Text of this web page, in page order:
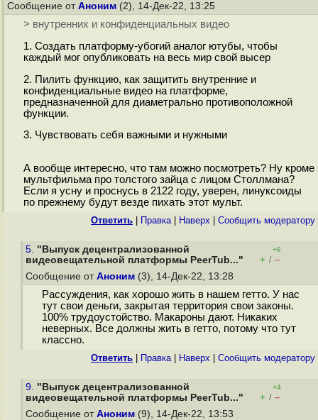
Сообщение от Аноним (2), 14-Дек-22, 13:25
> внутренних и конфиденциальных видео
1. Создать платформу-убогий аналог ютубы, чтобы
каждый мог опубликовать на весь мир свой высер
2. Пилить функцию, как защитить внутренние и
конфиденциальные видео на платформе,
предназначенной для диаметрально противоположной
функции.
3. Чувствовать себя важными и нужными
А вообще интересно, что там можно посмотреть? Ну кроме
мультфильма про толстого зайца с лицом Столлмана?
Если я усну и проснусь в 2122 году, уверен, линуксоиды
по прежнему будут везде пихать этот мульт.
Ответить Правка| Наверх Cообщить модератору
5. "Выпуск децентрализованной
видеовещательной платформы PeerTub..."
+6
+ / –
Сообщение от Аноним (3), 14-Дек-22, 13:28
Рассуждения, как хорошо жить в нашем гетто. У нас
тут свои деньги, закрытая территория свои законы.
100% трудоустойство. Макароны дают. Никаких
неверных. Все должны жить в гетто, потому что тут
классно.
Ответить Правка| Наверх Cообщить модератору
9. "Выпуск децентрализованной
видеовещательной платформы PeerTub..."
+4
+ / –
Сообщение от Аноним (9), 14-Дек-22, 13:53